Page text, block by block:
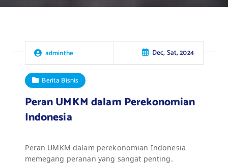
adminthe Dec, Sat, 2024
Berita Bisnis
Peran UMKM dalam Perekonomian
Indonesia
Peran UMKM dalam perekonomian Indonesia
memegang peranan yang sangat penting.